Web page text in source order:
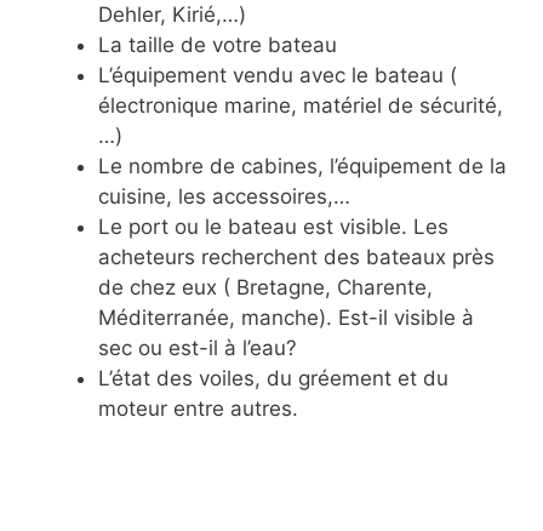
Dehler, Kirié,…)
La taille de votre bateau
L’équipement vendu avec le bateau (
électronique marine, matériel de sécurité,
…)
Le nombre de cabines, l’équipement de la
cuisine, les accessoires,…
Le port ou le bateau est visible. Les
acheteurs recherchent des bateaux près
de chez eux ( Bretagne, Charente,
Méditerranée, manche). Est-il visible à
sec ou est-il à l’eau?
L’état des voiles, du gréement et du
moteur entre autres.